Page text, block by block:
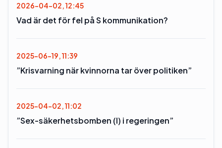
2026-04-02, 12:45
Vad är det för fel på S kommunikation?
2025-06-19, 11:39
”Krisvarning när kvinnorna tar över politiken”
2025-04-02, 11:02
”Sex-säkerhetsbomben (l) i regeringen”